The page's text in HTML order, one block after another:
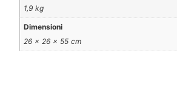
1,9 kg
Dimensioni
26 × 26 × 55 cm